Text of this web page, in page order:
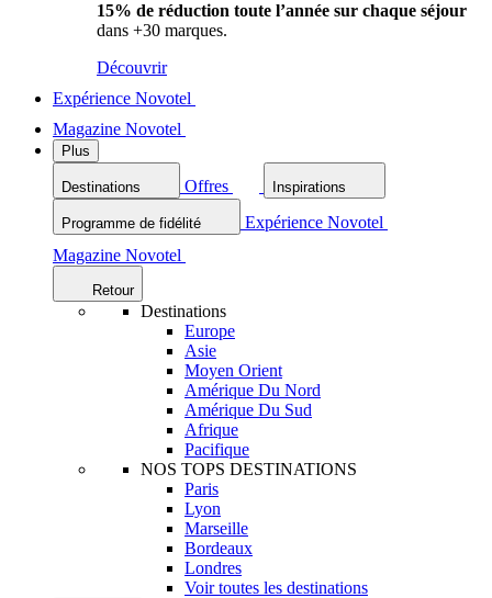
15% de réduction toute l’année sur chaque séjour
dans +30 marques.
Découvrir
Expérience Novotel
Magazine Novotel
Plus
Destinations Offres Inspirations
Programme de fidélité
Expérience Novotel
Magazine Novotel
Retour
Destinations
Europe
Asie
Moyen Orient
Amérique Du Nord
Amérique Du Sud
Afrique
Pacifique
NOS TOPS DESTINATIONS
Paris
Lyon
Marseille
Bordeaux
Londres
Voir toutes les destinations